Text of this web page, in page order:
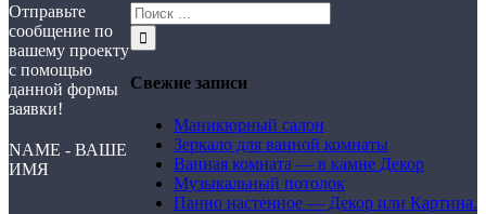
Свежие записи
Маникюрный салон
Зеркало для ванной комнаты
Ванная комната — в камне Декор
Музыкальный потолок
Панно настенное — Декор или Картина.
Отправьте
сообщение по
вашему проекту
с помощью
данной формы
заявки!
NAME - ВАШЕ
ИМЯ